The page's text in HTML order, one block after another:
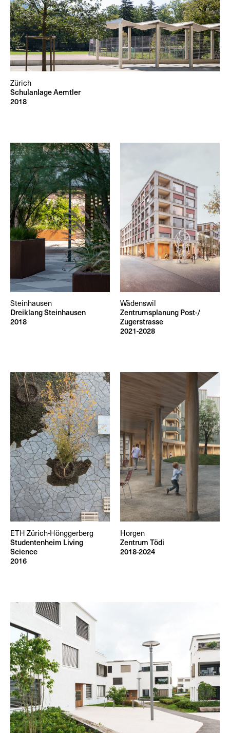
Zürich
Schulanlage Aemtler
2018
Steinhausen
Dreiklang Steinhausen
2018
Wädenswil
Zentrumsplanung Post-/
Zugerstrasse
2021-2028
ETH Zürich-Hönggerberg
Studentenheim Living
Science
2016
Horgen
Zentrum Tödi
2018-2024